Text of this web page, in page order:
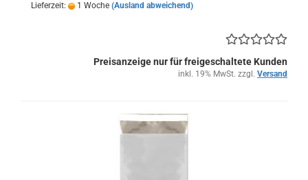
Lieferzeit: 1 Woche (Ausland abweichend)
Preisanzeige nur für freigeschaltete Kunden
inkl. 19% MwSt. zzgl. Versand